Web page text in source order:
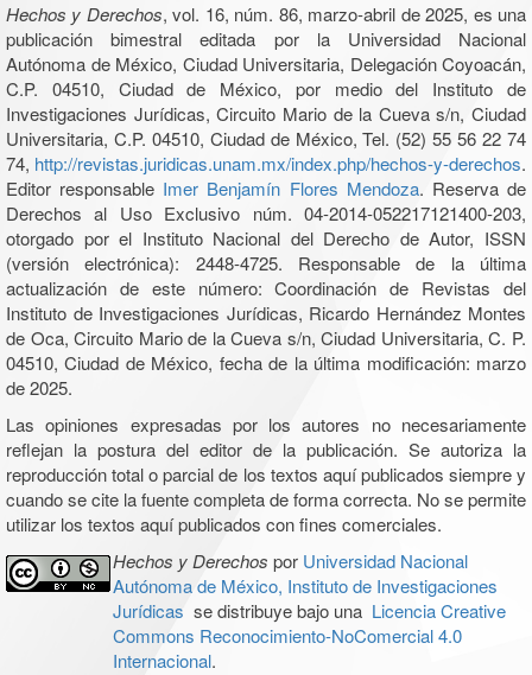
Hechos y Derechos, vol. 16, núm. 86, marzo-abril de 2025, es una
publicación bimestral editada por la Universidad Nacional
Autónoma de México, Ciudad Universitaria, Delegación Coyoacán,
C.P. 04510, Ciudad de México, por medio del Instituto de
Investigaciones Jurídicas, Circuito Mario de la Cueva s/n, Ciudad
Universitaria, C.P. 04510, Ciudad de México, Tel. (52) 55 56 22 74
74, http://revistas.juridicas.unam.mx/index.php/hechos-y-derechos.
Editor responsable Imer Benjamín Flores Mendoza. Reserva de
Derechos al Uso Exclusivo núm. 04-2014-052217121400-203,
otorgado por el Instituto Nacional del Derecho de Autor, ISSN
(versión electrónica): 2448-4725. Responsable de la última
actualización de este número: Coordinación de Revistas del
Instituto de Investigaciones Jurídicas, Ricardo Hernández Montes
de Oca, Circuito Mario de la Cueva s/n, Ciudad Universitaria, C. P.
04510, Ciudad de México, fecha de la última modificación: marzo
de 2025.
Las opiniones expresadas por los autores no necesariamente
reflejan la postura del editor de la publicación. Se autoriza la
reproducción total o parcial de los textos aquí publicados siempre y
cuando se cite la fuente completa de forma correcta. No se permite
utilizar los textos aquí publicados con fines comerciales.
Hechos y Derechos por Universidad Nacional
Autónoma de México, Instituto de Investigaciones
Jurídicas se distribuye bajo una Licencia Creative
Commons Reconocimiento-NoComercial 4.0
Internacional.